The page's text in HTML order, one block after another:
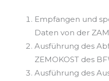
Empfangen und
Daten von der
Ausführung des
ZEMOKOST des
Ausführung des